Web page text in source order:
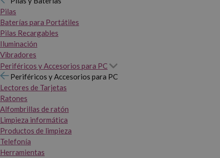
Pilas
Baterías para Portátiles
Pilas Recargables
Iluminación
Vibradores
Periféricos y Accesorios para PC
Periféricos y Accesorios para PC
Lectores de Tarjetas
Ratones
Alfombrillas de ratón
Limpieza informática
Productos de limpieza
Telefonía
Herramientas